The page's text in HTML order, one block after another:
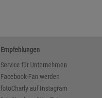
Empfehlungen
Service für Unternehmen
Facebook-Fan werden
fotoCharly auf Instagram